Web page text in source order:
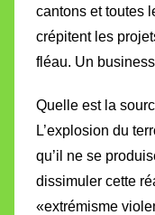
cantons et toutes
crépitent les
fléau. Un
Quelle est la
L’explosion du
qu’il ne se
dissimuler cette
«extrémisme